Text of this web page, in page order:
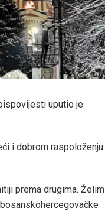
uputio je
i dobrom raspoloženju
prema drugima. Želim